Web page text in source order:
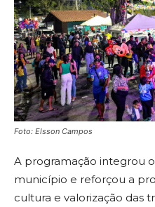
Foto: Elsson Campos
A programação integrou
município e reforçou a
cultura e valorização das